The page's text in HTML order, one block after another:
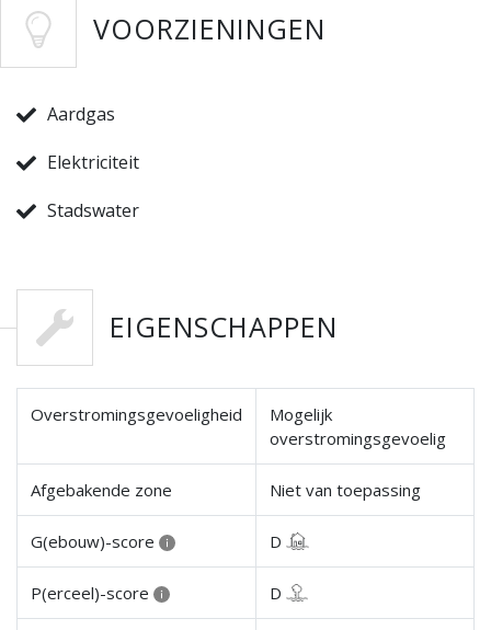
VOORZIENINGEN
Aardgas
Elektriciteit
Stadswater
EIGENSCHAPPEN
Overstromingsgevoeligheid
Mogelijk
overstromingsgevoelig
Afgebakende zone Niet van toepassing
G(ebouw)-score D
P(erceel)-score D